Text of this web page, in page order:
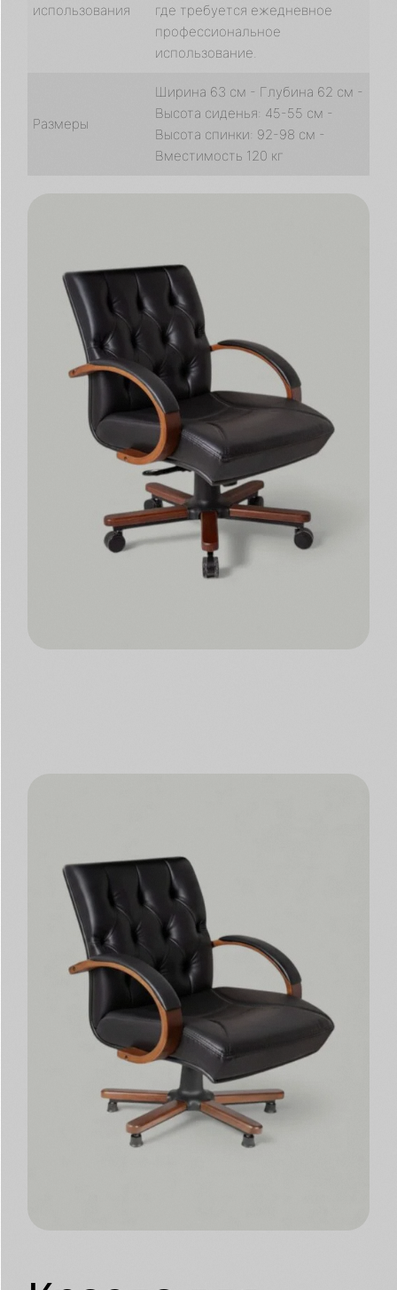
использования
где требуется ежедневное
профессиональное
использование.
Размеры
Ширина 63 см - Глубина 62 см -
Высота сиденья: 45-55 см -
Высота спинки: 92-98 см -
Вместимость 120 кг